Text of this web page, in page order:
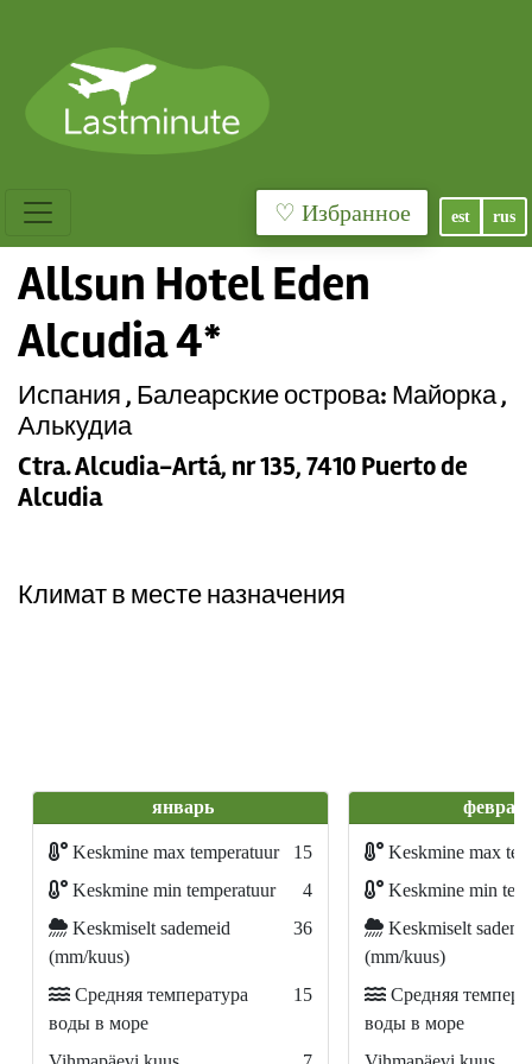
♡ Избранное est rus
Allsun Hotel Eden
Alcudia 4*
Испания , Балеарские острова: Майорка ,
Алькудиа
Ctra. Alcudia-Artá, nr 135, 7410 Puerto de
Alcudia
Климат в месте назначения
январь
Keskmine max temperatuur
15
Keskmine min temperatuur
4
Keskmiselt sademeid
(mm/kuus)
36
Средняя температура
воды в море
15
Keskmine max
Keskmine min
Keskmiselt
(mm/kuus)
Средняя
воды в море